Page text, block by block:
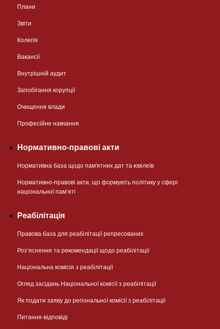
Плани
Звіти
Колегія
Вакансії
Внутрішній аудит
Запобігання корупції
Очищення влади
Професійне навчання
Нормативно-правові акти
Нормативна база щодо пам'ятних дат та ювілеїв
Нормативно-правові акти, що формують політику у сфері
національної памʼяті
Реабілітація
Правова база для реабілітації репресованих
Розʼяснення та рекомендації щодо реабілітації
Національна комісія з реабілітації
Огляд засідань Національної комісії з реабілітації
Як подати заяву до регіональної комісії з реабілітації
Питання-відповіді